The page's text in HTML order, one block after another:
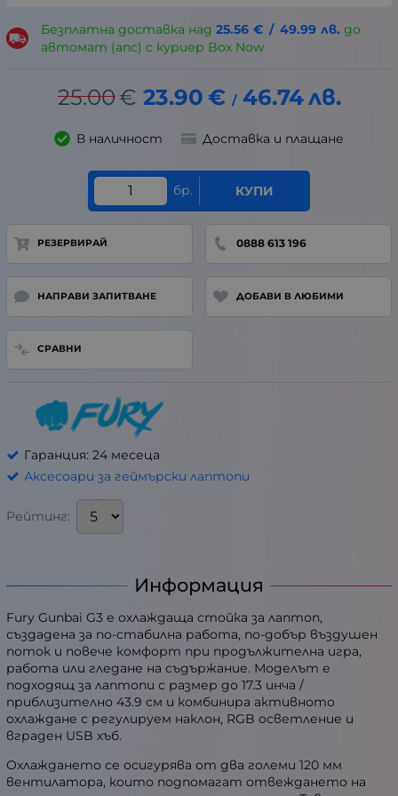
Безплатна доставка над 25.56 € / 49.99 лв. до
автомат (апс) с куриер Box Now
25.00€ 23.90 € / 46.74лв.
В наличност Доставка и плащане
бр. КУПИ
РЕЗЕРВИРАЙ 0888 613 196
НАПРАВИ ЗАПИТВАНЕ ДОБАВИ В ЛЮБИМИ
СРАВНИ
Гаранция: 24 месеца
Аксесоари за геймърски лаптопи
Рейтинг:
Информация
Fury Gunbai G3 е охлаждаща стойка за лаптоп,
създадена за по-стабилна работа, по-добър въздушен
поток и повече комфорт при продължителна игра,
работа или гледане на съдържание. Моделът е
подходящ за лаптопи с размер до 17.3 инча /
приблизително 43.9 см и комбинира активното
охлаждане с регулируем наклон, RGB осветление и
вграден USB хъб.
Охлаждането се осигурява от два големи 120 мм
вентилатора, които подпомагат отвеждането на